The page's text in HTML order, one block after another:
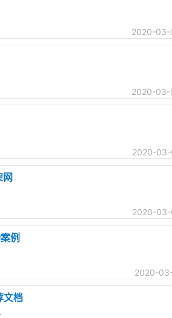
2020-03-
2020-03-
2020-03-
2020-03-
例
2020-
文档